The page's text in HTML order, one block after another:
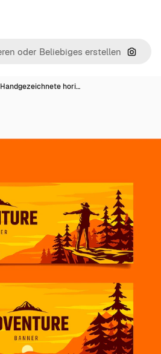
Nach
Handgezeichnete hori…